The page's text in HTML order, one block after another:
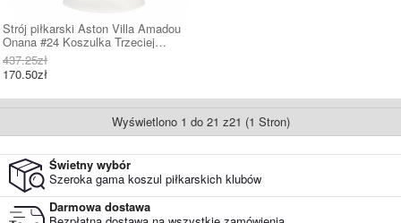
Strój piłkarski Aston Villa Amadou
Onana #24 Koszulka Trzeciej
damskie 2025-26 Krótki Rękaw
437.25zł
170.50zł
Wyświetlono 1 do 21 z21 (1 Stron)
Świetny wybór
Szeroka gama koszul piłkarskich klubów
Darmowa dostawa